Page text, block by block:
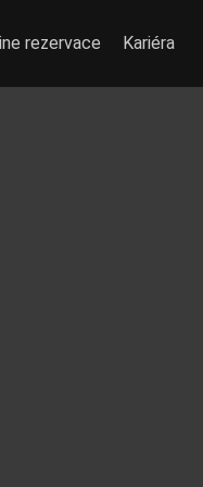
rezervace Kariéra